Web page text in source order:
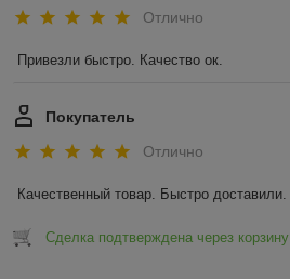
Отлично
Привезли быстро. Качество ок.
Покупатель
Отлично
Качественный товар. Быстро доставили.
Сделка подтверждена через корзину